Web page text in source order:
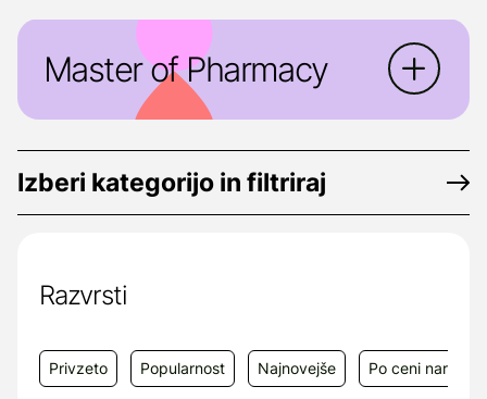
Master of Pharmacy
sodobnega načina življenja.
Dobavitelj:
Izberi kategorijo in filtriraj
Razvrsti
Privzeto Popularnost Najnovejše Po ceni